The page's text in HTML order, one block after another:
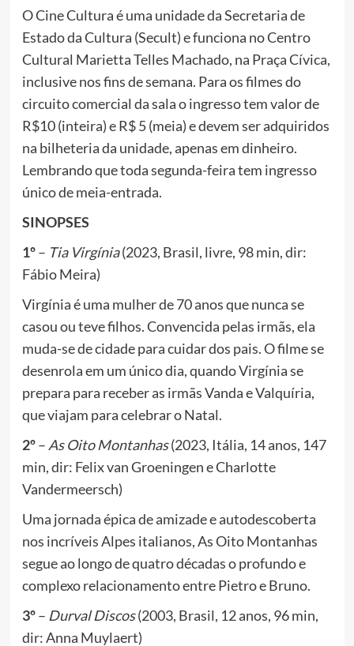
O Cine Cultura é uma unidade da Secretaria de
Estado da Cultura (Secult) e funciona no Centro
Cultural Marietta Telles Machado, na Praça Cívica,
inclusive nos fins de semana. Para os filmes do
circuito comercial da sala o ingresso tem valor de
R$10 (inteira) e R$ 5 (meia) e devem ser adquiridos
na bilheteria da unidade, apenas em dinheiro.
Lembrando que toda segunda-feira tem ingresso
único de meia-entrada.
SINOPSES
1º– Tia Virgínia(2023, Brasil, livre, 98 min, dir:
Fábio Meira)
Virgínia é uma mulher de 70 anos que nunca se
casou ou teve filhos. Convencida pelas irmãs, ela
muda-se de cidade para cuidar dos pais. O filme se
desenrola em um único dia, quando Virgínia se
prepara para receber as irmãs Vanda e Valquíria,
que viajam para celebrar o Natal.
2º– As Oito Montanhas(2023, Itália, 14 anos, 147
min, dir: Felix van Groeningen e Charlotte
Vandermeersch)
Uma jornada épica de amizade e autodescoberta
nos incríveis Alpes italianos, As Oito Montanhas
segue ao longo de quatro décadas o profundo e
complexo relacionamento entre Pietro e Bruno.
3º– Durval Discos(2003, Brasil, 12 anos, 96 min,
dir: Anna Muylaert)